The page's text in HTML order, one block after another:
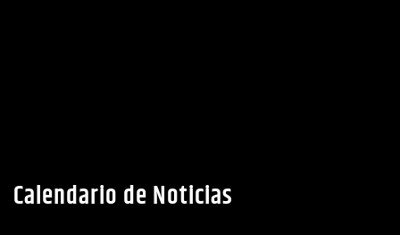
Calendario de Noticias